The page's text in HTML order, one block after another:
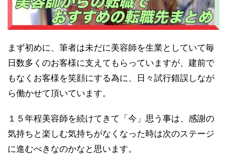
まず初めに、筆者は未だに美容師を生業としていて毎
日数多くのお客様に支えてもらっていますが、建前で
もなくお客様を笑顔にする為に、日々試行錯誤しなが
ら働かせて頂いています。
１５年程美容師を続けてきて「今」思う事は、感謝の
気持ちと楽しむ気持ちがなくなった時は次のステージ
に進むべきなのかなと思います。